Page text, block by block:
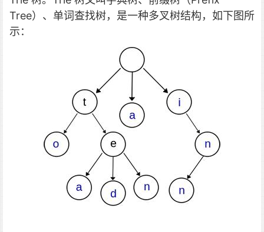
Tree）、单词查找树，是一种多叉树结构，如下图所
示：